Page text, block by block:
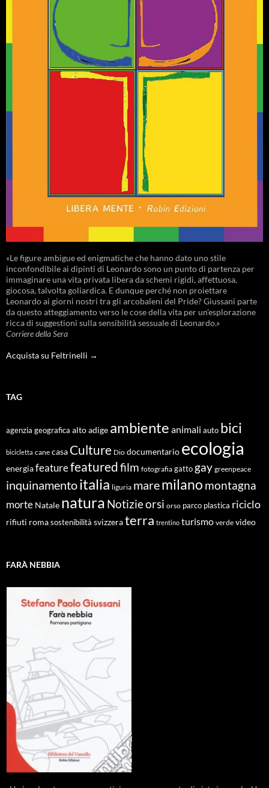
«Le figure ambigue ed enigmatiche che hanno dato uno stile
inconfondibile ai dipinti di Leonardo sono un punto di partenza per
immaginare una vita privata libera da schemi rigidi, affettuosa,
giocosa, talvolta goliardica. E dunque perché non proiettare
Leonardo ai giorni nostri tra gli arcobaleni del Pride? Giussani parte
da questo atteggiamento verso le cose della vita per un’esplorazione
ricca di suggestioni sulla sensibilità sessuale di Leonardo.»
Corriere della Sera
Acquista su Feltrinelli →
TAG
agenzia geografica alto adige ambiente animali auto bici
bicicletta cane casa Culture Dio documentario ecologia
energiafeaturefeaturedfilm fotografia gatto gay greenpeace
inquinamentoitalia liguria maremilano montagna
morte Natale natura Notizieorsi orso parco plastica riciclo
rifiuti roma sostenibilità svizzeraterra trentino turismo verde video
FARÀ NEBBIA